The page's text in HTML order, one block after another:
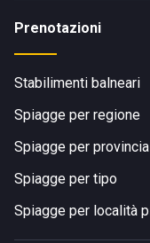
Prenotazioni
Stabilimenti balneari
Spiagge per regione
Spiagge per provincia
Spiagge per tipo
Spiagge per località